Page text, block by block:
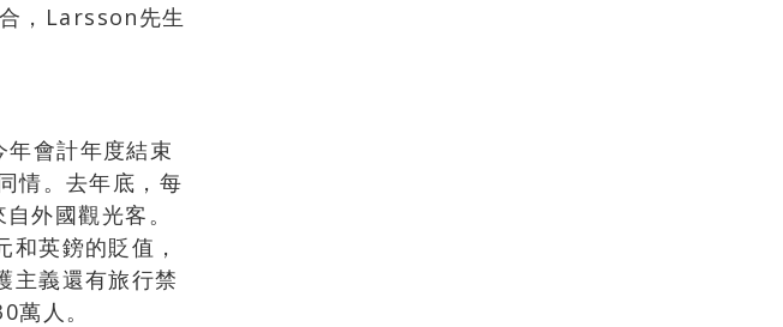
，Larsson先生
會計年度結束
情。去年底，每
外國觀光客。
英鎊的貶值，
主義還有旅行禁
人。